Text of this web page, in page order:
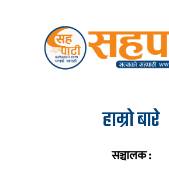
हाम्रो बारे
सञ्चालक :